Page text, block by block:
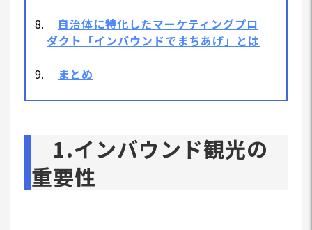
自治体に特化したマーケティングプロ
ダクト「インバウンドでまちあげ」とは
まとめ
1.インバウンド観光の
重要性